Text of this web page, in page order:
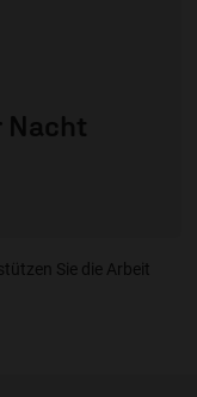
Nacht
Sie die Arbeit